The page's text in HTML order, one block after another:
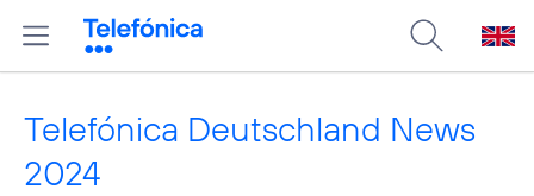
Telefónica Deutschland News
2024